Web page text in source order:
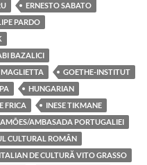
ERNESTO SABATO
PARDO
BAZALICI
MAGLIETTA
GOETHE-INSTITUT
HUNGARIAN
FRICA
INESE TIKMANE
AMBASADA PORTUGALIEI
CULTURAL ROMÂN
DE CULTURĂ VITO GRASSO